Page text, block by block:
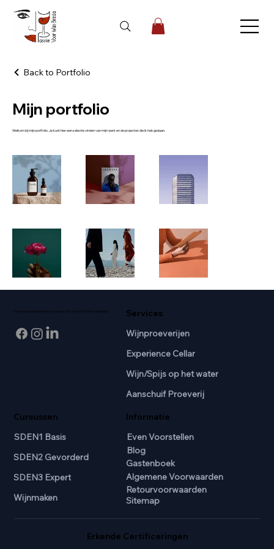
Back to Portfolio
Mijn portfolio
Welkom bij mijn portfolio. Je kunt hier een selectie vinden van mijn werk en de projecten die ik heb gedaan.
Professionele wijnkennis en passie voor wijn in het hart van Breda.
Cursussen
SDEN1 Basis
SDEN2 Gevorderd
SDEN3 Expert
Wijnmaken
Services
Wijnproeverijen
Experience Cellar
Wijn/Spijs op het water
Aanschuif Proeverij
Informatie
Even Voorstellen
Blog
Gastenboek
Algemene Voorwaarden
Retourvoorwaarden
Sitemap
Erkende Certificeringen